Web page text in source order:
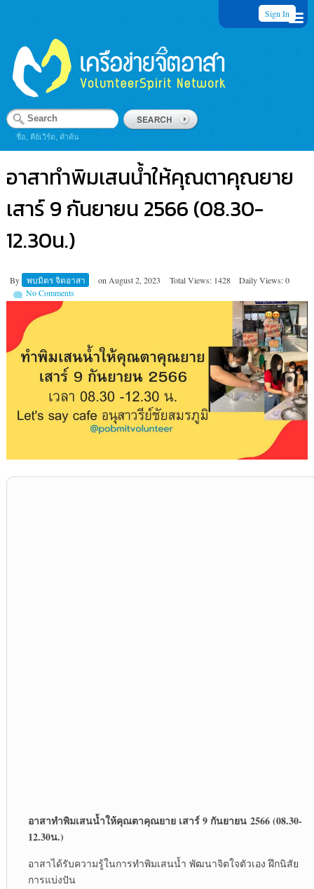
Sign In
ชื่อ, คีย์เวิร์ด, คำค้น
อาสาทำพิมเสนน้ำให้คุณตาคุณยาย
เสาร์ 9 กันยายน 2566 (08.30-
12.30น.)
By พบมิตร จิตอาสา on August 2, 2023 Total Views: 1428
Daily Views: 0
No Comments
อาสาทำพิมเสนน้ำให้คุณตาคุณยาย เสาร์ 9 กันยายน 2566 (08.30-
12.30น.)
อาสาได้รับความรู้ในการทำพิมเสนน้ำ พัฒนาจิตใจตัวเอง ฝึกนิสัย
การแบ่งปัน